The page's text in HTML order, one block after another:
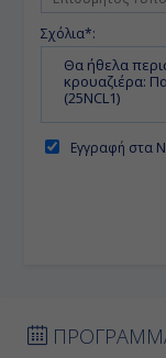
Σχόλια*:
Εγγραφή στα